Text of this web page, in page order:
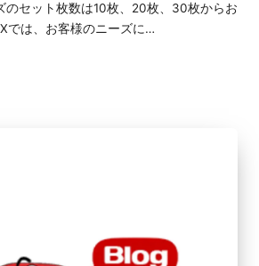
のセット枚数は10枚、20枚、30枚からお
では、お客様のニーズに…